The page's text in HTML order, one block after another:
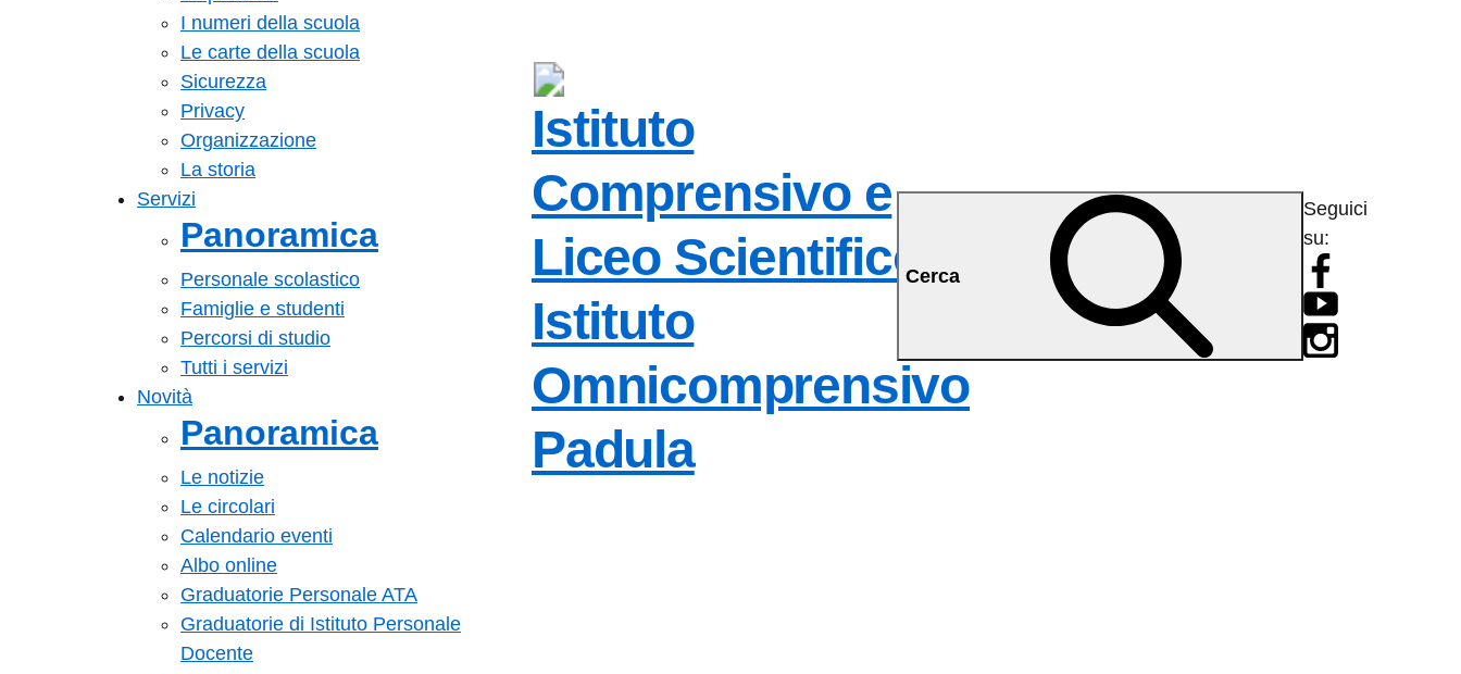
I numeri della scuola
Le carte della scuola
Sicurezza
Privacy
Organizzazione
La storia
Servizi
Panoramica
Personale scolastico
Famiglie e studenti
Percorsi di studio
Tutti i servizi
Novità
Panoramica
Le notizie
Le circolari
Calendario eventi
Albo online
Graduatorie Personale ATA
Graduatorie di Istituto Personale
Docente
Istituto
Comprensivo e
Liceo Scientifico
Istituto
Omnicomprensivo
Padula
Cerca
Seguici
su: